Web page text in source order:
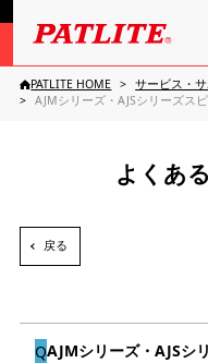
PATLITE HOME サービス・
AJMシリーズ・AJSシリーズス
よくあ
戻る
AJMシリーズ・AJSシ